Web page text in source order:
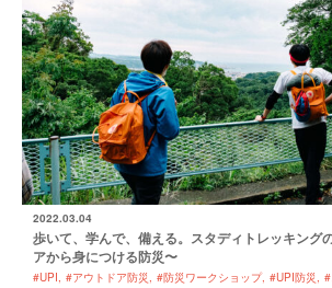
2022.03.04
歩いて、学んで、備える。スタディトレッキングのススメ
アから身につける防災〜
#UPI #アウトドア防災 #防災ワークショップ #UPI防災